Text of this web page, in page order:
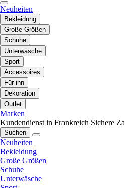
Neuheiten
Bekleidung
Große Größen
Schuhe
Unterwäsche
Sport
Accessoires
Für ihn
Dekoration
Outlet
Marken
Kundendienst in Frankreich Sichere
Suchen
Neuheiten
Bekleidung
Große Größen
Schuhe
Unterwäsche